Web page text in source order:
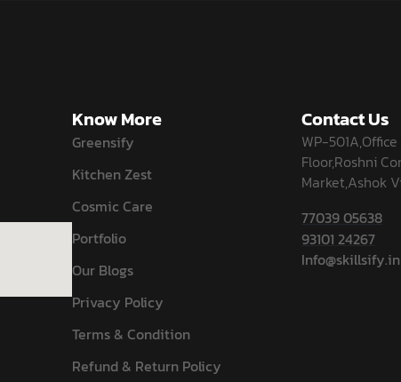
Know More
Greensify
Kitchen Zest
Cosmic Care
Portfolio
Our Blogs
Privacy Policy
Terms & Condition
Refund & Return Policy
Contact Us
WP-
Floor,Roshni
Market,Ashok
77039 05638
93101 24267
Info@skillsify.in